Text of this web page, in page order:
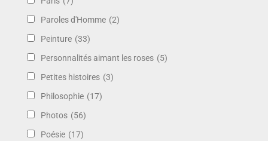
Paroles d'Homme (2)
Peinture (33)
Personnalités aimant les roses (5)
Petites histoires (3)
Philosophie (17)
Photos (56)
Poésie (17)